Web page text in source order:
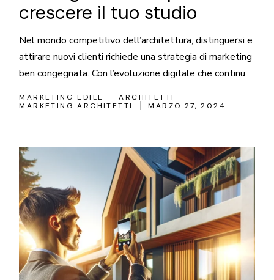
crescere il tuo studio
Nel mondo competitivo dell’architettura, distinguersi e
attirare nuovi clienti richiede una strategia di marketing
ben congegnata. Con l’evoluzione digitale che continu
MARKETING EDILE
ARCHITETTI
MARKETING ARCHITETTI
MARZO 27, 2024